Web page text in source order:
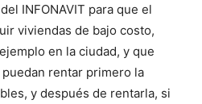
INFONAVIT para que el
viviendas de bajo costo,
en la ciudad, y que
rentar primero la
y después de rentarla, si